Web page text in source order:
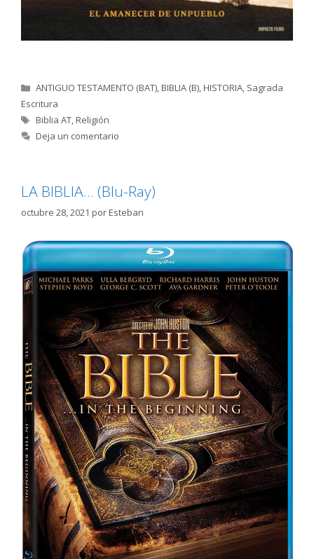
Categorías
ANTIGUO TESTAMENTO (BAT),BIBLIA (B),HISTORIA, Sagrada
Escritura
Etiquetas
Biblia AT,Religión
Deja un comentario
LA BIBLIA… (Blu-Ray)
octubre 28, 2021 porEsteban